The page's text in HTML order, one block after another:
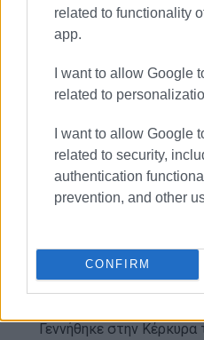
related to functionality
app.
I want to allow Google
related to
I want to allow Google
related to security,
authentication
prevention, and other
CONFIRM
ξεκινήσει.
ΚΕΝΤΡΙΚΗ ΦΩΤΟ@ΦΕ
ΥΠΟΛΟΙΠΕΣ ΦΩΤΟ@ΝΙΚΟΣ
Γεννήθηκε στην Κέρκυρα